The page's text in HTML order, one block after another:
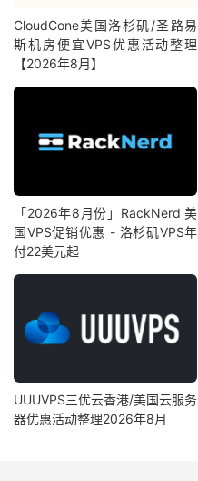
CloudCone美国洛杉矶/圣路易
斯机房便宜VPS优惠活动整理
【2026年8月】
「2026年8月份」RackNerd 美
国VPS促销优惠 - 洛杉矶VPS年
付22美元起
UUUVPS三优云香港/美国云服务
器优惠活动整理2026年8月